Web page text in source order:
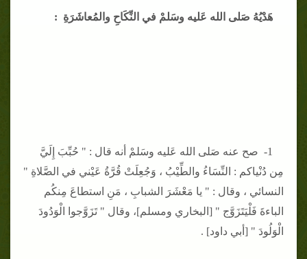
هَدْيُهُ صَلى الله عَليه وسَلمْ في النِّكَاحِ والمُعاشَرَةِ :
1- صح عنه صَلى الله عَليه وسَلمْ أنه قال : " حُبِّبَ إِلَيَّ
مِن دُنْياكم : النِّسَاءُ والطِّيْبُ ، وَجُعِلَتْ قُرَّةُ عَيْني في الصَّلاةِ "
النسائي ، وقال : " يا مَعْشَرَ الشبابِ ، مَنِ استطاعَ مِنكُم
الباءةَ فَلْيَتَزَوَّج " [البخاري ومسلم]، وقال " تَزَوَّجوا الْوَدُودَ
الْوَلُودَ " [أبي داود] .